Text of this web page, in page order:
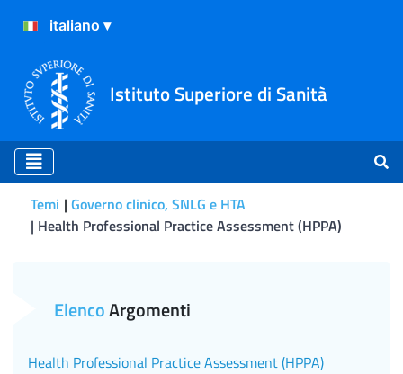
Istituto Superiore di Sanità
Temi Governo clinico, SNLG e HTA
Health Professional Practice Assessment (HPPA)
ElencoArgomenti
Health Professional Practice Assessment (HPPA)